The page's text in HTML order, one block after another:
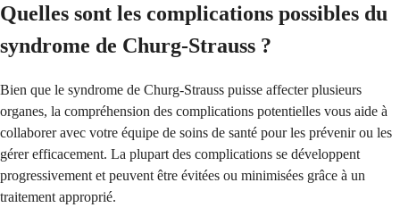
Quelles sont les complications possibles du
syndrome de Churg-Strauss ?
Bien que le syndrome de Churg-Strauss puisse affecter plusieurs
organes, la compréhension des complications potentielles vous aide à
collaborer avec votre équipe de soins de santé pour les prévenir ou les
gérer efficacement. La plupart des complications se développent
progressivement et peuvent être évitées ou minimisées grâce à un
traitement approprié.